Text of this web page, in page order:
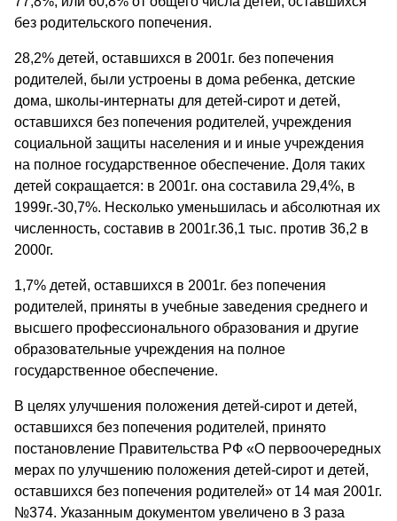
без родительского попечения.
28,2% детей, оставшихся в 2001г. без попечения
родителей, были устроены в дома ребенка, детские
дома, школы-интернаты для детей-сирот и детей,
оставшихся без попечения родителей, учреждения
социальной защиты населения и и иные учреждения
на полное государственное обеспечение. Доля таких
детей сокращается: в 2001г. она составила 29,4%, в
1999г.-30,7%. Несколько уменьшилась и абсолютная их
численность, составив в 2001г.36,1 тыс. против 36,2 в
2000г.
1,7% детей, оставшихся в 2001г. без попечения
родителей, приняты в учебные заведения среднего и
высшего профессионального образования и другие
образовательные учреждения на полное
государственное обеспечение.
В целях улучшения положения детей-сирот и детей,
оставшихся без попечения родителей, принято
постановление Правительства РФ «О первоочередных
мерах по улучшению положения детей-сирот и детей,
оставшихся без попечения родителей» от 14 мая 2001г.
№374. Указанным документом увеличено в 3 раза